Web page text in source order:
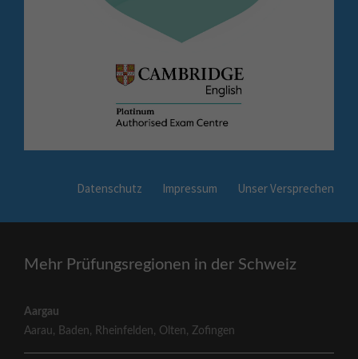
Datenschutz Impressum Unser Versprechen
Mehr Prüfungsregionen in der Schweiz
Aargau
Aarau, Baden, Rheinfelden, Olten,Zofingen